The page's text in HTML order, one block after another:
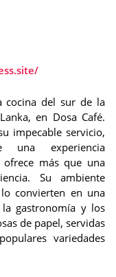
cocina del sur de la
en Dosa Café.
impecable servicio,
una experiencia
ofrece más que una
Su ambiente
convierten en una
gastronomía y los
de papel, servidas
variedades